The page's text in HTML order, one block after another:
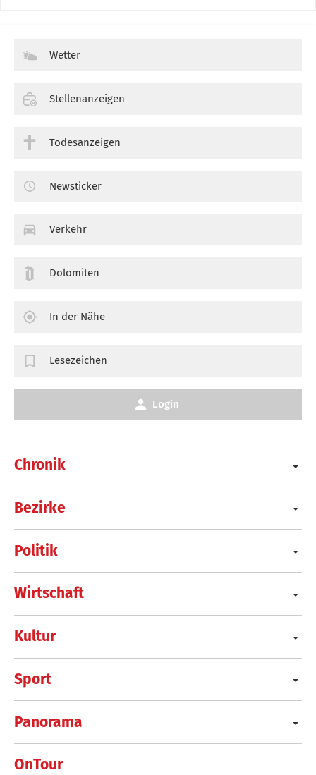
Chronik
Bezirke
Politik
Wirtschaft
Kultur
Sport
Panorama
OnTour
Wetter
Stellenanzeigen
Todesanzeigen
Newsticker
Verkehr
Dolomiten
In der Nähe
Lesezeichen
Login